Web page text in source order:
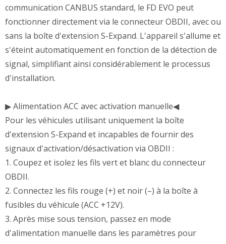
communication CANBUS standard, le FD EVO peut
fonctionner directement via le connecteur OBDII, avec ou
sans la boîte d'extension S-Expand. L'appareil s'allume et
s'éteint automatiquement en fonction de la détection de
signal, simplifiant ainsi considérablement le processus
d'installation.
▶ Alimentation ACC avec activation manuelle◀
Pour les véhicules utilisant uniquement la boîte
d'extension S-Expand et incapables de fournir des
signaux d'activation/désactivation via OBDII :
1. Coupez et isolez les fils vert et blanc du connecteur
OBDII.
2. Connectez les fils rouge (+) et noir (–) à la boîte à
fusibles du véhicule (ACC +12V).
3. Après mise sous tension, passez en mode
d'alimentation manuelle dans les paramètres pour